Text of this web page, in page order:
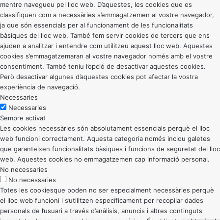
mentre navegueu pel lloc web. D’aquestes, les cookies que es
classifiquen com a necessàries s’emmagatzemen al vostre navegador,
ja que són essencials per al funcionament de les funcionalitats
bàsiques del lloc web. També fem servir cookies de tercers que ens
ajuden a analitzar i entendre com utilitzeu aquest lloc web. Aquestes
cookies s’emmagatzemaran al vostre navegador només amb el vostre
consentiment. També teniu l’opció de desactivar aquestes cookies.
Però desactivar algunes d’aquestes cookies pot afectar la vostra
experiència de navegació.
Necessaries
Necessaries
Sempre activat
Les cookies necessàries són absolutament essencials perquè el lloc
web funcioni correctament. Aquesta categoria només inclou galetes
que garanteixen funcionalitats bàsiques i funcions de seguretat del lloc
web. Aquestes cookies no emmagatzemen cap informació personal.
No necessaries
No necessaries
Totes les cookiesque poden no ser especialment necessàries perquè
el lloc web funcioni i s’utilitzen específicament per recopilar dades
personals de l’usuari a través d’anàlisis, anuncis i altres continguts